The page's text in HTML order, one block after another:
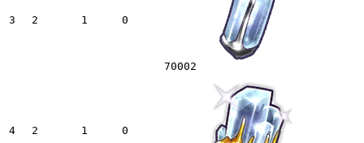
3 2 1 0
70002
4 2 1 0